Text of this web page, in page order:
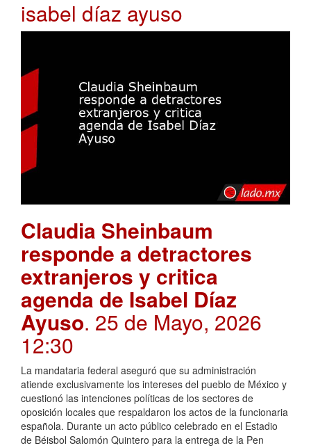
isabel díaz ayuso
Claudia Sheinbaum
responde a detractores
extranjeros y critica
agenda de Isabel Díaz
Ayuso. 25 de Mayo, 2026
12:30
La mandataria federal aseguró que su administración
atiende exclusivamente los intereses del pueblo de México y
cuestionó las intenciones políticas de los sectores de
oposición locales que respaldaron los actos de la funcionaria
española. Durante un acto público celebrado en el Estadio
de Béisbol Salomón Quintero para la entrega de la Pen